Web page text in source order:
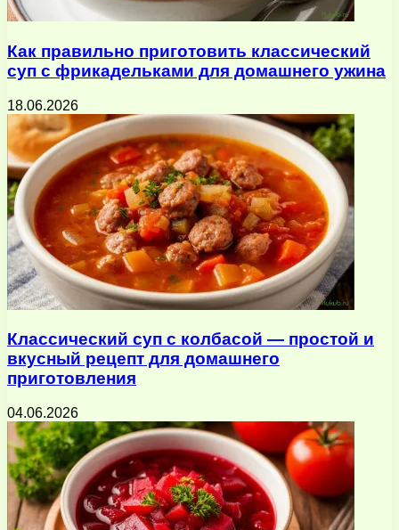
Как правильно приготовить классический
суп с фрикадельками для домашнего ужина
18.06.2026
Классический суп с колбасой — простой и
вкусный рецепт для домашнего
приготовления
04.06.2026